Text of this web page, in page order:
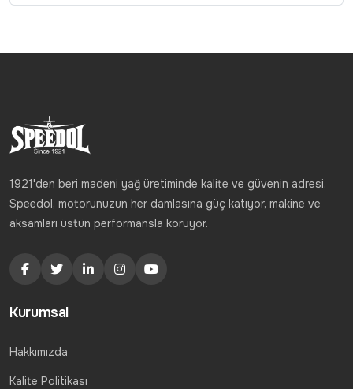
1921'den beri madeni yağ üretiminde kalite ve güvenin adresi.
Speedol, motorunuzun her damlasına güç katıyor, makine ve
aksamları üstün performansla koruyor.
Kurumsal
Hakkımızda
Kalite Politikası